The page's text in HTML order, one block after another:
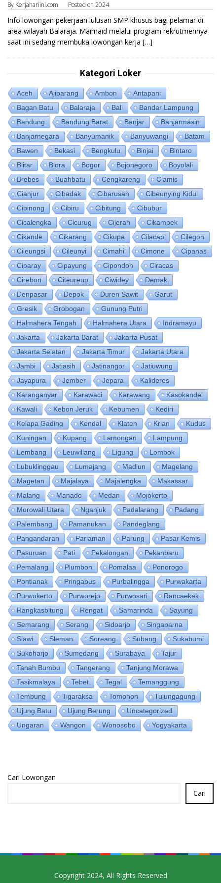
By Kerjahariini.com Posted on 2024
Info lowongan pekerjaan lulusan SMP khusus bagi pelamar di
area wilayah Balaraja. Maimaid melalui program rekrutmennya
saat ini sedang membuka lowongan kerja […]
Kategori Loker
Aceh Ajibarang Ambon
Antapani
Bagan Batu
Balaraja Bali
Bandar Lampung
Bandung
Bandung Barat Banjar
Banjarmasin
Banjarnegara
Banyumanik Banyuwangi
Batam
Bawen
Bekasi Bengkulu Binjai
Bintaro
Blitar
Blora Bogor Bojonegoro
Boyolali
Brebes
Buahbatu Cengkareng
Ciamis
Cianjur
Cibadak Cibarusah
Cibeunying Kidul
Cibinong
Cibiru Cibitung
Cibubur
Cicalengka
Cicurug Cijerah
Cikampek
Cikande
Cikarang Cikupa Cilacap
Cilegon
Cileungsi
Cileunyi Cimahi Cimone
Cipanas
Ciparay
Cipayung Cipondoh
Ciracas
Cirebon
Citeureup Ciwidey
Demak
Denpasar
Depok Duren Sawit
Garut
Gresik
Grobogan
Gunung Putri
Halmahera Tengah
Halmahera Utara
Indramayu
Jakarta
Jakarta Barat
Jakarta Pusat
Jakarta Selatan
Jakarta Timur
Jakarta Utara
Jambi
Jatiasih Jatinangor
Jatiuwung
Jayapura
Jember Jepara
Kalideres
Karanganyar
Karawaci Karawang
Kasokandel
Kawali
Kebon Jeruk Kebumen
Kediri
Kelapa Gading
Kendal Klaten Krian
Kudus
Kuningan
Kupang Lamongan
Lampung
Lembang
Leuwiliang Ligung
Lombok
Lubuklinggau
Lumajang Madiun
Magelang
Magetan
Majalaya Majalengka
Makassar
Malang
Manado Medan
Mojokerto
Morowali Utara
Nganjuk Padalarang
Padang
Palembang
Pamanukan
Pandeglang
Pangandaran
Pariaman Parung
Pasar Kemis
Pasuruan
Pati Pekalongan
Pekanbaru
Pemalang
Plumbon Pomalaa
Ponorogo
Pontianak
Pringapus Purbalingga
Purwakarta
Purwokerto
Purworejo Purwosari
Rancaekek
Rangkasbitung
Rengat Samarinda
Sayung
Semarang
Serang Sidoarjo
Singaparna
Slawi
Sleman Soreang Subang
Sukabumi
Sukoharjo
Sumedang Surabaya
Tajur
Tanah Bumbu
Tangerang
Tanjung Morawa
Tasikmalaya
Tebet Tegal
Temanggung
Tembung
Tigaraksa Tomohon
Tulungagung
Ujung Batu
Ujung Berung
Uncategorized
Ungaran
Wangon Wonosobo Yogyakarta
Cari Lowongan
Cari
Copyright 2024, All Rights Reserved